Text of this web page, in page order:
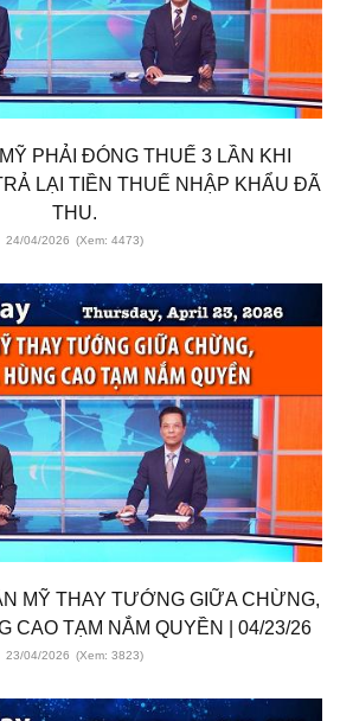
PHẢI ĐÓNG THUẾ 3 LẦN KHI
LẠI TIỀN THUẾ NHẬP KHẨU ĐÃ
THU.
24/04/2026 (Xem: 4473)
MỸ THAY TƯỚNG GIỮA CHỪNG,
CAO TẠM NẮM QUYỀN | 04/23/26
23/04/2026 (Xem: 3823)